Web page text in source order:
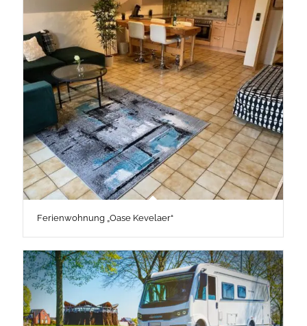
Ferienwohnung „Oase Kevelaer“